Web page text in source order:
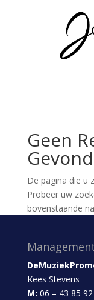
Geen
De pagina die u
Probeer uw
bovenstaande
Kees Stevens
M: 06 – 43 85